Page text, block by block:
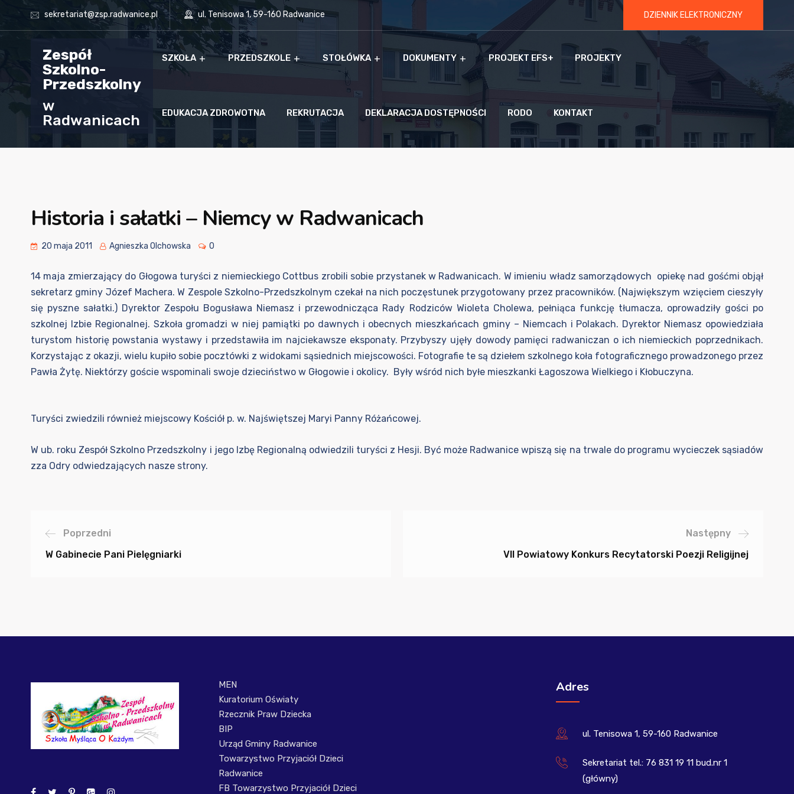
sekretariat@zsp.radwanice.pl ul. Tenisowa 1, 59-160 Radwanice DZIENNIK ELEKTRONICZNY
Zespół
Szkolno-
Przedszkolny
w
Radwanicach
SZKOŁA PRZEDSZKOLE STOŁÓWKA DOKUMENTY PROJEKT EFS+ PROJEKTY
EDUKACJA ZDROWOTNA REKRUTACJA DEKLARACJA DOSTĘPNOŚCI RODO KONTAKT
Historia i sałatki – Niemcy w Radwanicach
20 maja 2011 Agnieszka Olchowska 0
14 maja zmierzający do Głogowa turyści z niemieckiego Cottbus zrobili sobie przystanek w Radwanicach. W imieniu władz samorządowych opiekę nad gośćmi objął
sekretarz gminy Józef Machera. W Zespole Szkolno-Przedszkolnym czekał na nich poczęstunek przygotowany przez pracowników. (Największym wzięciem cieszyły
się pyszne sałatki.) Dyrektor Zespołu Bogusława Niemasz i przewodnicząca Rady Rodziców Wioleta Cholewa, pełniąca funkcję tłumacza, oprowadziły gości po
szkolnej Izbie Regionalnej. Szkoła gromadzi w niej pamiątki po dawnych i obecnych mieszkańcach gminy – Niemcach i Polakach. Dyrektor Niemasz opowiedziała
turystom historię powstania wystawy i przedstawiła im najciekawsze eksponaty. Przybyszy ujęły dowody pamięci radwaniczan o ich niemieckich poprzednikach.
Korzystając z okazji, wielu kupiło sobie pocztówki z widokami sąsiednich miejscowości. Fotografie te są dziełem szkolnego koła fotograficznego prowadzonego przez
Pawła Żytę. Niektórzy goście wspominali swoje dzieciństwo w Głogowie i okolicy. Były wśród nich byłe mieszkanki Łagoszowa Wielkiego i Kłobuczyna.
Turyści zwiedzili również miejscowy Kościół p. w. Najświętszej Maryi Panny Różańcowej.
W ub. roku Zespół Szkolno Przedszkolny i jego Izbę Regionalną odwiedzili turyści z Hesji. Być może Radwanice wpiszą się na trwale do programu wycieczek sąsiadów
zza Odry odwiedzających nasze strony.
Poprzedni
W Gabinecie Pani Pielęgniarki
Następny
VII Powiatowy Konkurs Recytatorski Poezji Religijnej
MEN
Kuratorium Oświaty
Rzecznik Praw Dziecka
BIP
Urząd Gminy Radwanice
Towarzystwo Przyjaciół Dzieci
Radwanice
FB Towarzystwo Przyjaciół Dzieci
Adres
ul. Tenisowa 1, 59-160 Radwanice
Sekretariat tel.: 76 831 19 11 bud.nr 1
(główny)